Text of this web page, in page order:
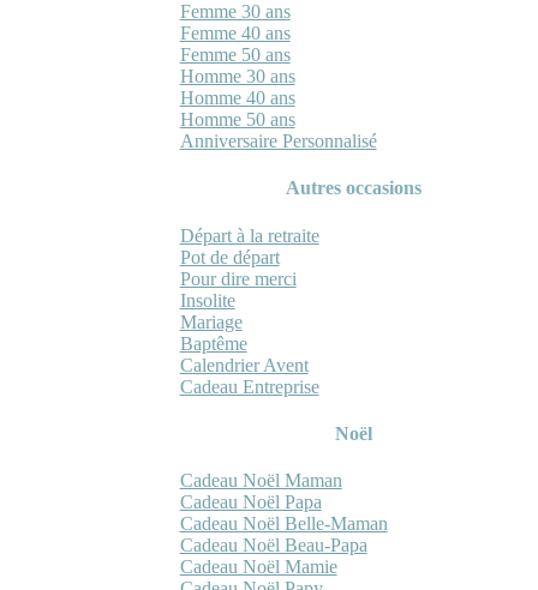
Femme 30 ans
Femme 40 ans
Femme 50 ans
Homme 30 ans
Homme 40 ans
Homme 50 ans
Anniversaire Personnalisé
Autres occasions
Départ à la retraite
Pot de départ
Pour dire merci
Insolite
Mariage
Baptême
Calendrier Avent
Cadeau Entreprise
Noël
Cadeau Noël Maman
Cadeau Noël Papa
Cadeau Noël Belle-Maman
Cadeau Noël Beau-Papa
Cadeau Noël Mamie